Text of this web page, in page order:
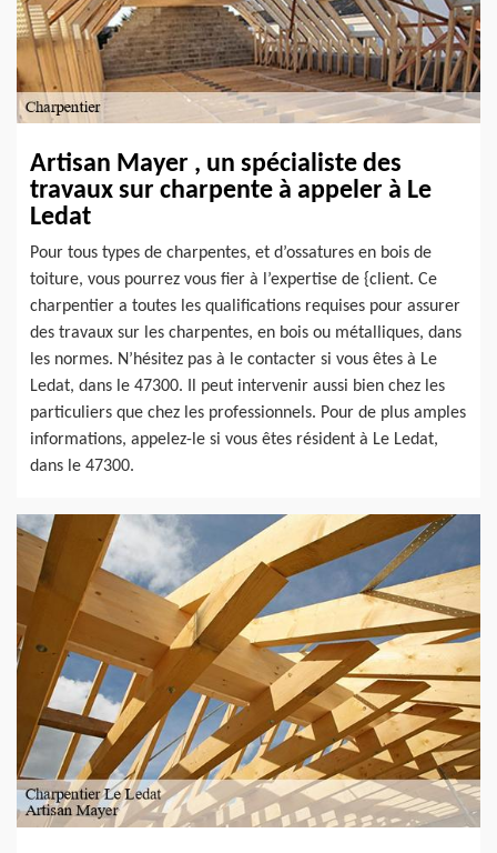
Artisan Mayer , un spécialiste des
travaux sur charpente à appeler à Le
Ledat
Pour tous types de charpentes, et d’ossatures en bois de
toiture, vous pourrez vous fier à l’expertise de {client. Ce
charpentier a toutes les qualifications requises pour assurer
des travaux sur les charpentes, en bois ou métalliques, dans
les normes. N’hésitez pas à le contacter si vous êtes à Le
Ledat, dans le 47300. Il peut intervenir aussi bien chez les
particuliers que chez les professionnels. Pour de plus amples
informations, appelez-le si vous êtes résident à Le Ledat,
dans le 47300.